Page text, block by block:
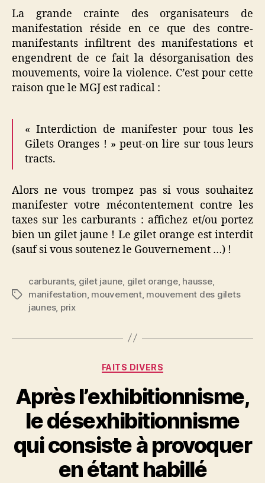
La grande crainte des organisateurs de
manifestation réside en ce que des contre-
manifestants infiltrent des manifestations et
engendrent de ce fait la désorganisation des
mouvements, voire la violence. C’est pour cette
raison que le MGJ est radical :
« Interdiction de manifester pour tous les
Gilets Oranges ! » peut-on lire sur tous leurs
tracts.
Alors ne vous trompez pas si vous souhaitez
manifester votre mécontentement contre les
taxes sur les carburants : affichez et/ou portez
bien un gilet jaune ! Le gilet orange est interdit
(sauf si vous soutenez le Gouvernement …) !
Étiquettes
carburants, gilet jaune gilet orange, hausse,
manifestation mouvement, mouvement des gilets
jaunes, prix
Catégories
FAITS DIVERS
Après l’exhibitionnisme,
le désexhibitionnisme
qui consiste à provoquer
en étant habillé